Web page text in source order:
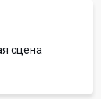
сцена